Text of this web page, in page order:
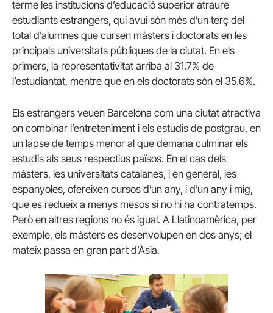
terme les institucions d’educació superior atraure
estudiants estrangers, qui avui són més d’un terç del
total d’alumnes que cursen màsters i doctorats en les
principals universitats públiques de la ciutat. En els
primers, la representativitat arriba al 31.7% de
l’estudiantat, mentre que en els doctorats són el 35.6%.
Els estrangers veuen Barcelona com una ciutat atractiva
on combinar l’entreteniment i els estudis de postgrau, en
un lapse de temps menor al que demana culminar els
estudis als seus respectius països. En el cas dels
màsters, les universitats catalanes, i en general, les
espanyoles, ofereixen cursos d’un any, i d’un any i mig,
que es redueix a menys mesos si no hi ha contratemps.
Però en altres regions no és igual. A Llatinoamèrica, per
exemple, els màsters es desenvolupen en dos anys; el
mateix passa en gran part d’Àsia.